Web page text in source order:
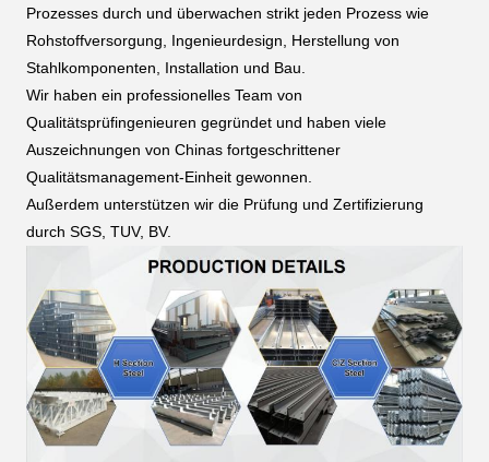
Prozesses durch und überwachen strikt jeden Prozess wie
Rohstoffversorgung, Ingenieurdesign, Herstellung von
Stahlkomponenten, Installation und Bau.
Wir haben ein professionelles Team von
Qualitätsprüfingenieuren gegründet und haben viele
Auszeichnungen von Chinas fortgeschrittener
Qualitätsmanagement-Einheit gewonnen.
Außerdem unterstützen wir die Prüfung und Zertifizierung
durch SGS, TUV, BV.